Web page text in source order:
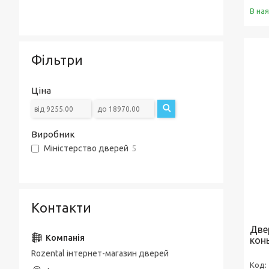
В
Фільтри
Ціна
Виробник
Міністерство дверей 5
Контакти
Rozental інтернет-магазин дверей